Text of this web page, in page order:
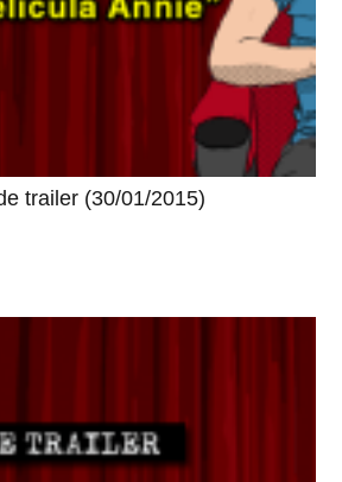
trailer (30/01/2015)